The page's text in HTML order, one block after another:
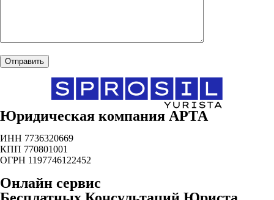
Юридическая компания АРТА
ИНН 7736320669
КПП 770801001
ОГРН 1197746122452
Онлайн сервис